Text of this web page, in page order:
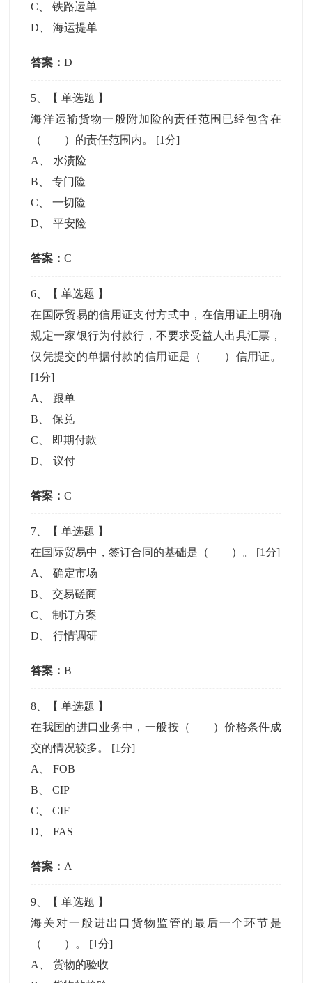
C 、铁路运单
D 、海运提单
答案：D
5 、【单选题 】
海洋运输货物一般附加险的责任范围已经包含在
（ ）的责任范围内。 [1分]
A
水渍险
B 、专门险
C 、一切险
D 、平安险
答案：C
6 、【单选题 】
在国际贸易的信用证支付方式中，在信用证上明确
规定一家银行为付款行，不要求受益人出具汇票，
仅凭提交的单据付款的信用证是（ ）信用证。
[1分]
A
跟单
B 、保兑
C
即期付款
D 、议付
答案：C
7 、【单选题 】
在国际贸易中，签订合同的基础是（ ）。 [1分]
A
、确定市场
B 、交易磋商
C 、制订方案
D 、行情调研
答案：B
8 、【单选题 】
在我国的进口业务中，一般按（ ）价格条件成
交的情况较多。 [1分]
A
、FOB
B 、CIP
C 、CIF
D 、FAS
答案： A
9 、【单选题 】
海关对一般进出口货物监管的最后一个环节是
（ ）。 [1分]
A
、货物的验收